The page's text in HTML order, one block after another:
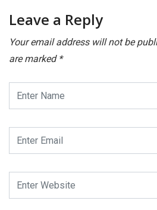
Leave a Reply
Your email address will not be
are marked *